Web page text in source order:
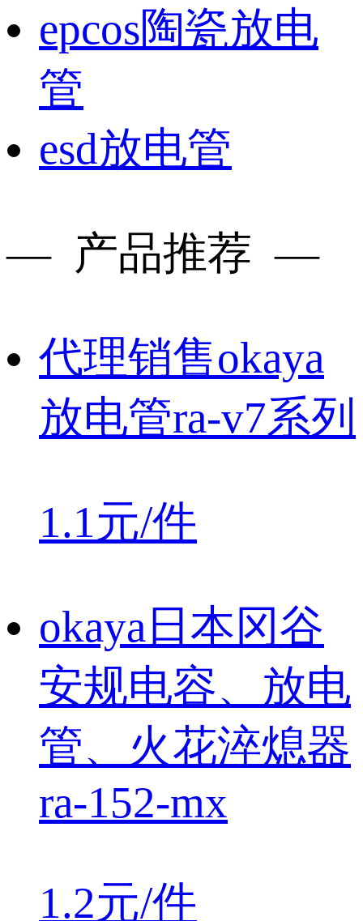
epcos陶瓷放电
管
esd放电管
— 产品推荐 —
代理销售okaya
放电管ra-v7系列
1.1元/件
okaya日本冈谷
安规电容、放电
管、火花淬熄器
ra-152-mx
1.2元/件